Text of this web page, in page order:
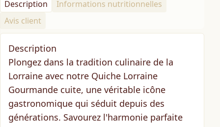
Description
Informations nutritionnelles
Avis client
Description
Plongez dans la tradition culinaire de la
Lorraine avec notre Quiche Lorraine
Gourmande cuite, une véritable icône
gastronomique qui séduit depuis des
générations. Savourez l'harmonie parfaite